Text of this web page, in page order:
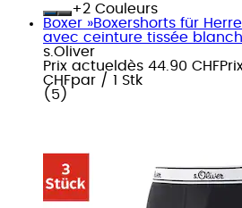
+
Couleurs
Boxer »Boxershorts für
avec ceinture tissée
s.Oliver
Prix actuel dès 44.90 CHF
CHFpar / 1 Stk
( 5 )